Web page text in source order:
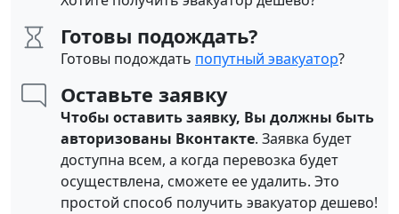
Готовы подождать?
Готовы подождать попутный эвакуатор?
Оставьте заявку
Чтобы оставить заявку, Вы должны быть
авторизованы Вконтакте. Заявка будет
доступна всем, а когда перевозка будет
осуществлена, сможете ее удалить. Это
простой способ получить эвакуатор дешево!